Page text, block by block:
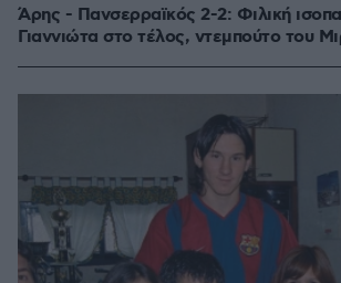
Άρης - Πανσερραϊκός 2-2: Φιλική
Γιαννιώτα στο τέλος, ντεμπούτο του